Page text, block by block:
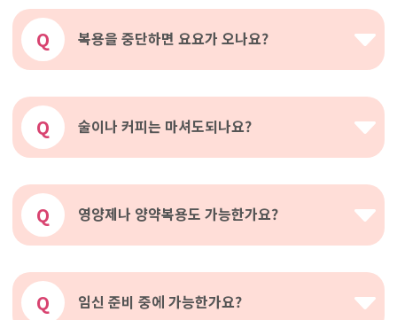
Q 복용을 중단하면 요요가 오나요?
Q 술이나 커피는 마셔도되나요?
Q 영양제나 양약복용도 가능한가요?
Q 임신 준비 중에 가능한가요?